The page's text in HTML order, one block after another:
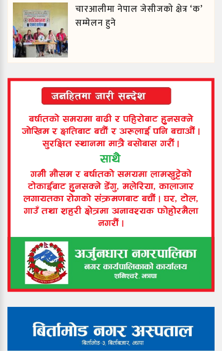
चारआलीमा नेपाल जेसीजको क्षेत्र ‘क’
सम्मेलन हुने